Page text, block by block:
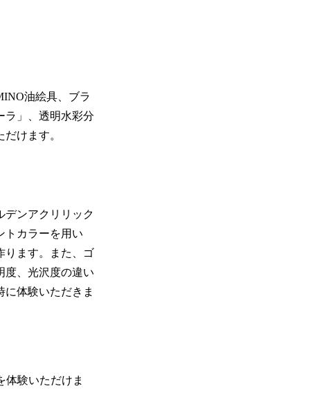
油絵具、ブラ
ラ」、透明水彩分
けます。
デンアクリリック
トカラーを用い
ります。また、ゴ
度、光沢度の違い
に体験いただきま
体験いただけま